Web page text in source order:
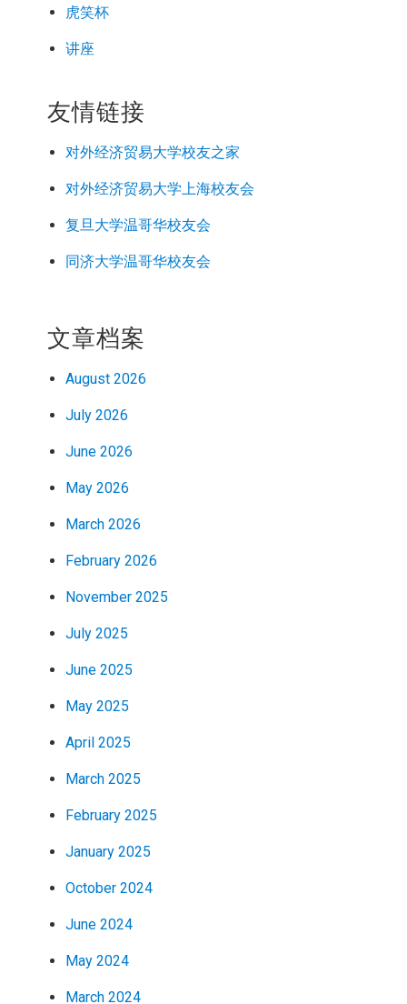
虎笑杯
讲座
友情链接
对外经济贸易大学校友之家
对外经济贸易大学上海校友会
复旦大学温哥华校友会
同济大学温哥华校友会
文章档案
August 2026
July 2026
June 2026
May 2026
March 2026
February 2026
November 2025
July 2025
June 2025
May 2025
April 2025
March 2025
February 2025
January 2025
October 2024
June 2024
May 2024
March 2024